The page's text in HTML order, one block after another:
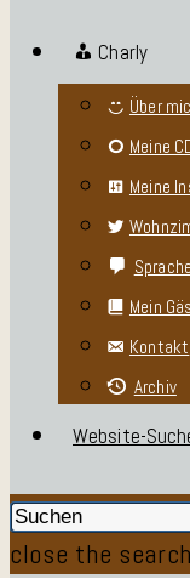
Charly
Über
Meine
Meine
Mein
Kontakt
Archiv
Website-
close the